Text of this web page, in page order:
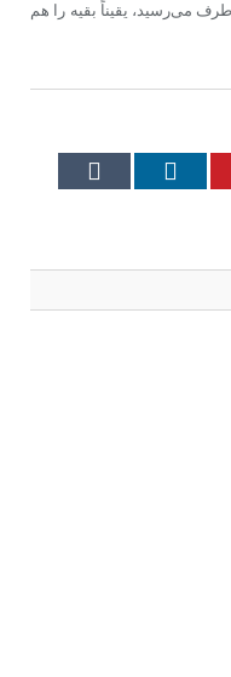
می‌رسید، یقیناً بقیه را هم
Pinterest
LinkedIn